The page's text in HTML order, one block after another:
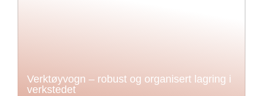
Verktøyvogn – robust og organisert lagring i
verkstedet